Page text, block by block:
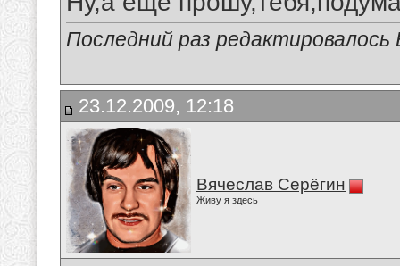
Последний раз
23.12.2009, 12:18
Вячеслав Серёгин
Живу я здесь